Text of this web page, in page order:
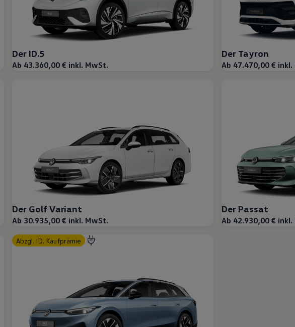
Der ID.5
Ab 43.360,00 € inkl. MwSt.
Der Tayron
Ab 47.470,00 € inkl.
Der Golf Variant
Ab 30.935,00 € inkl. MwSt.
Der Passat
Ab 42.930,00 € inkl.
abzgl. ID. Kaufprämie